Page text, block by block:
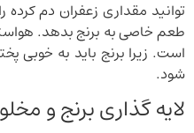
توانید مقداری زعفران دم کرده
طعم خاصی به برنج بدهد.
است. زیرا برنج باید به خوبی
شود.
لایه گذاری برنج و